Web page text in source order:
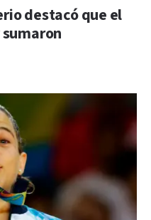
destacó que el